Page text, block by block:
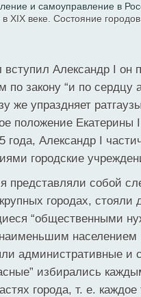
и самоуправление в
XIX веке. Состояние
вступил Александр I он
по закону “и по сердцу
же упраздняет
положение Екатерины
года, Александр I
городские
представляли собой
крупных городах,
“общественными
населением
административные и
избирались
города, т. е. каждое